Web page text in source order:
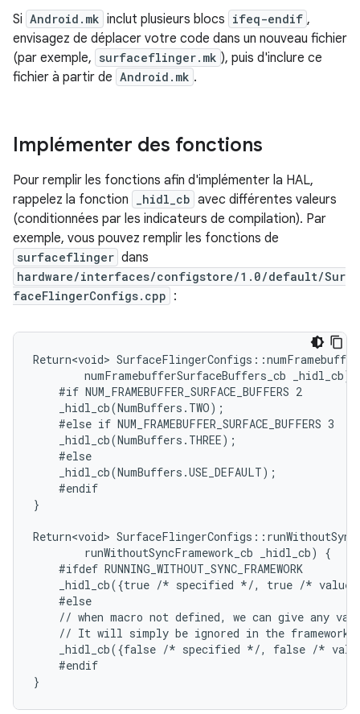
Si Android.mk inclut plusieurs blocs ifeq-endif ,
envisagez de déplacer votre code dans un nouveau fichier
(par exemple, surfaceflinger.mk ), puis d'inclure ce
fichier à partir de Android.mk .
Implémenter des fonctions
Pour remplir les fonctions afin d'implémenter la HAL,
rappelez la fonction
_hidl_cb avec différentes valeurs
(conditionnées par les indicateurs de compilation). Par
exemple, vous pouvez remplir les fonctions de
surfaceflinger dans
hardware/interfaces/configstore/1.0/default/Sur
faceFlingerConfigs.cpp :
Return<void>
numFramebufferSurfaceBuffers_cb _hidl_cb)
    #if NUM_FRAMEBUFFER_SURFACE_BUFFERS 2
    _hidl_cb(NumBuffers.TWO);
    #else if NUM_FRAMEBUFFER_SURFACE_BUFFERS 3
    _hidl_cb(NumBuffers.THREE);
    #else
    _hidl_cb(NumBuffers.USE_DEFAULT);
    #endif
}
Return<void>
        runWithoutSyncFramework_cb _hidl_cb) {
    #ifdef RUNNING_WITHOUT_SYNC_FRAMEWORK
_hidl_cb({true /* specified */, true /* value
    #else
// when macro not defined, we can give any
// It will simply be ignored in the framework
_hidl_cb({false /* specified */, false /*
    #endif